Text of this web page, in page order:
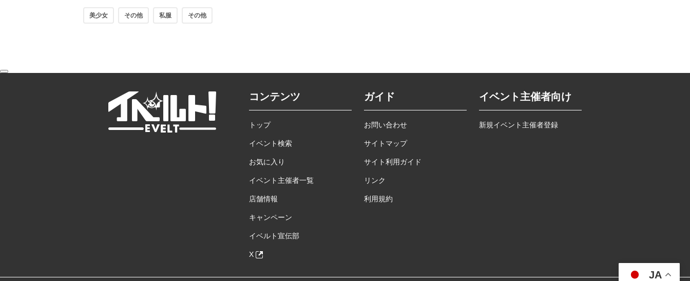
美少女 その他 私服 その他
JA
コンテンツ
トップ
イベント検索
お気に入り
イベント主催者一覧
店舗情報
キャンペーン
イベルト宣伝部
X
ガイド
お問い合わせ
サイトマップ
サイト利用ガイド
リンク
利用規約
イベント主催者向け
新規イベント主催者登録